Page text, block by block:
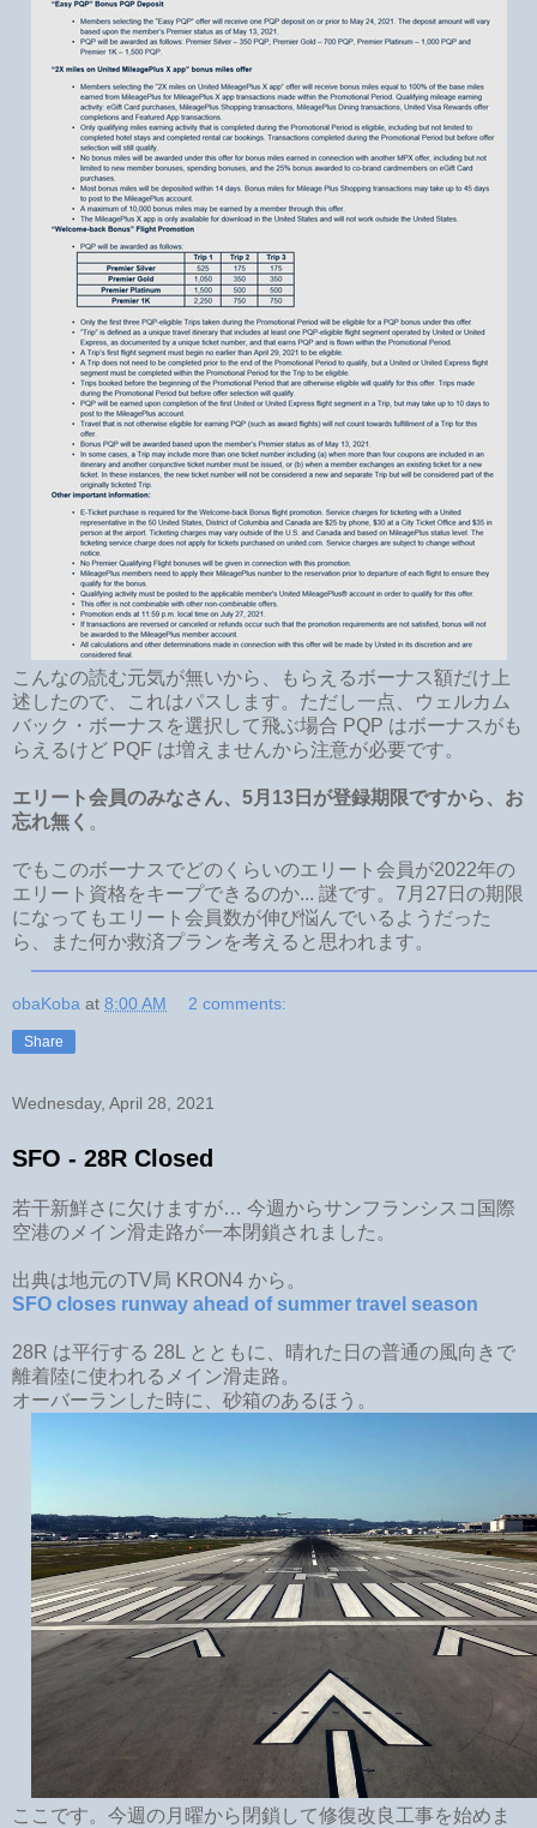
こんなの読む元気が無いから、もらえるボーナス額だけ上
述したので、これはパスします。ただし一点、ウェルカム
バック・ボーナスを選択して飛ぶ場合 PQP はボーナスがも
らえるけど PQF は増えませんから注意が必要です。
エリート会員のみなさん、5月13日が登録期限ですから、お
忘れ無く 。
でもこのボーナスでどのくらいのエリート会員が2022年の
エリート資格をキープできるのか... 謎です。7月27日の期限
になってもエリート会員数が伸び悩んでいるようだった
ら、また何か救済プランを考えると思われます。
obaKoba at 8:00 AM 2 comments:
Share
Wednesday, April 28, 2021
SFO - 28R Closed
若干新鮮さに欠けますが… 今週からサンフランシスコ国際
空港のメイン滑走路が一本閉鎖されました。
出典は地元のTV局 KRON4 から。
SFO closes runway ahead of summer travel season
28R は平行する 28L とともに、晴れた日の普通の風向きで
離着陸に使われるメイン滑走路。
オーバーランした時に、砂箱のあるほう。
ここです。今週の月曜から閉鎖して修復改良工事を始めま